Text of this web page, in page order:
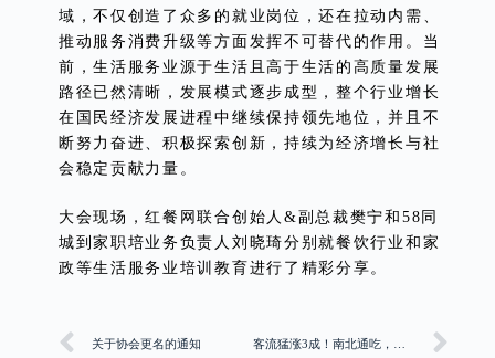
域，不仅创造了众多的就业岗位，还在拉动内需、
推动服务消费升级等方面发挥不可替代的作用。当
前，生活服务业源于生活且高于生活的高质量发展
路径已然清晰，发展模式逐步成型，整个行业增长
在国民经济发展进程中继续保持领先地位，并且不
断努力奋进、积极探索创新，持续为经济增长与社
会稳定贡献力量。
大会现场，红餐网联合创始人&副总裁樊宁和58同
城到家职培业务负责人刘晓琦分别就餐饮行业和家
政等生活服务业培训教育进行了精彩分享。
关于协会更名的通知